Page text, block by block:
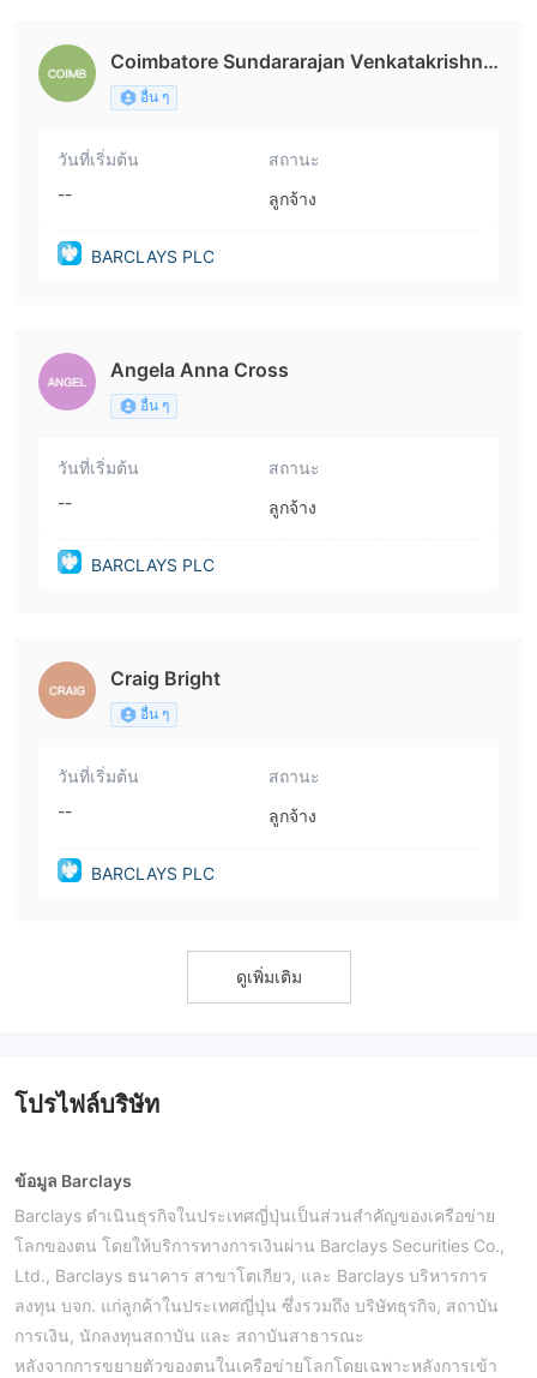
Coimbatore Sundararajan Venkatakrishna
n Ph.D.
อื่น ๆ
วันที่เริ่มต้น
--
สถานะ
ลูกจ้าง
BARCLAYS PLC
Angela Anna Cross
อื่น ๆ
วันที่เริ่มต้น
--
สถานะ
ลูกจ้าง
BARCLAYS PLC
Craig Bright
อื่น ๆ
วันที่เริ่มต้น
--
สถานะ
ลูกจ้าง
BARCLAYS PLC
ดูเพิ่มเติม
โปรไฟล์บริษัท
ข้อมูล Barclays
Barclays ดำเนินธุรกิจในประเทศญี่ปุ่นเป็นส่วนสำคัญของเครือข่าย
โลกของตน โดยให้บริการทางการเงินผ่าน Barclays Securities Co.,
Ltd., Barclays ธนาคาร สาขาโตเกียว, และ Barclays บริหารการ
ลงทุน บจก. แก่ลูกค้าในประเทศญี่ปุ่น ซึ่งรวมถึง บริษัทธุรกิจ, สถาบัน
การเงิน, นักลงทุนสถาบัน และ สถาบันสาธารณะ
หลังจากการขยายตัวของตนในเครือข่ายโลกโดยเฉพาะหลังการเข้า